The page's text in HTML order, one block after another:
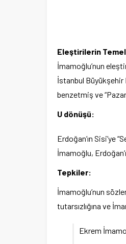
Eleştirilerin
İmamoğlu’nun
İstanbul Büyükşehir
benzetmiş ve
U dönüşü:
Erdoğan’ın Sisi’ye
İmamoğlu,
Tepkiler:
İmamoğlu’nun
tutarsızlığına ve
Ekrem